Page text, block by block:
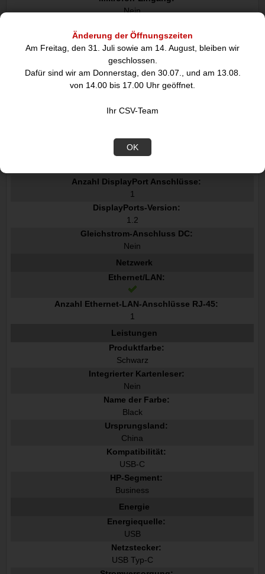
Änderung der Öffnungszeiten
Am Freitag, den 31. Juli sowie am 14. August, bleiben wir
geschlossen.
Dafür sind wir am Donnerstag, den 30.07., und am 13.08.
von 14.00 bis 17.00 Uhr geöffnet.
Ihr CSV-Team
OK
Nein
0
USB 3.2 Gen 1 3.1 Gen 1 Anzahl der Anschlüsse vom Typ C:
1
PowerShare:
HDMI-Version:
Anzahl DisplayPort Anschlüsse:
1
DisplayPorts-Version:
1.2
Gleichstrom-Anschluss DC:
Nein
Netzwerk
Ethernet/LAN:
Anzahl Ethernet-LAN-Anschlüsse RJ-45:
1
Leistungen
Produktfarbe:
Schwarz
Integrierter Kartenleser:
Nein
Name der Farbe:
Black
Ursprungsland:
China
Kompatibilität:
USB-C
HP-Segment:
Business
Energie
Energiequelle:
USB
Netzstecker:
USB Typ-C